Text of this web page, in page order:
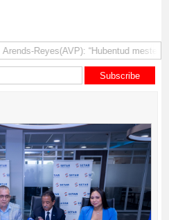
Arends-Reyes(AVP): “Hubentud mester
Subscribe